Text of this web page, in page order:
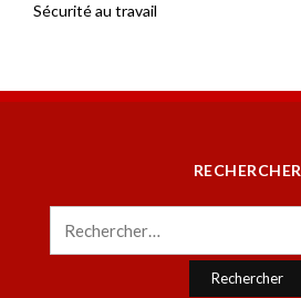
Sécurité au travail
RECHERCHER
Rechercher :